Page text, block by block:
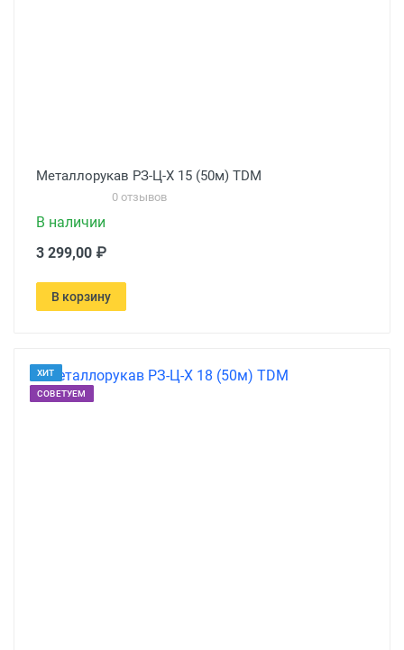
Металлорукав РЗ-Ц-Х 15 (50м) TDM
0 отзывов
В наличии
3 299,00 ₽
В корзину
ХИТ
СОВЕТУЕМ